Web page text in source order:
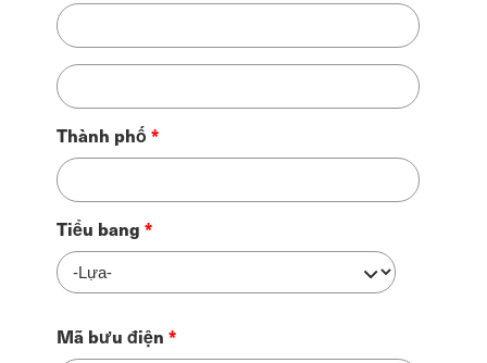
Dòng
địa
đường
phố
Dòng
địa
đường
phố
số
3
Thành phố
Tiểu bang
Mã bưu điện